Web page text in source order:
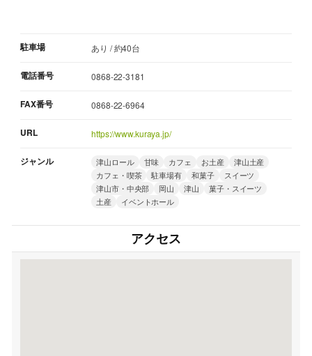
駐車場 あり / 約40台
電話番号 0868-22-3181
FAX番号 0868-22-6964
URL https://www.kuraya.jp/
ジャンル 津山ロール 甘味 カフェ お土産
津山土産
カフェ・喫茶
駐車場有 和菓子
スイーツ
津山市・中央部
岡山 津山
菓子・スイーツ
土産
イベントホール
アクセス